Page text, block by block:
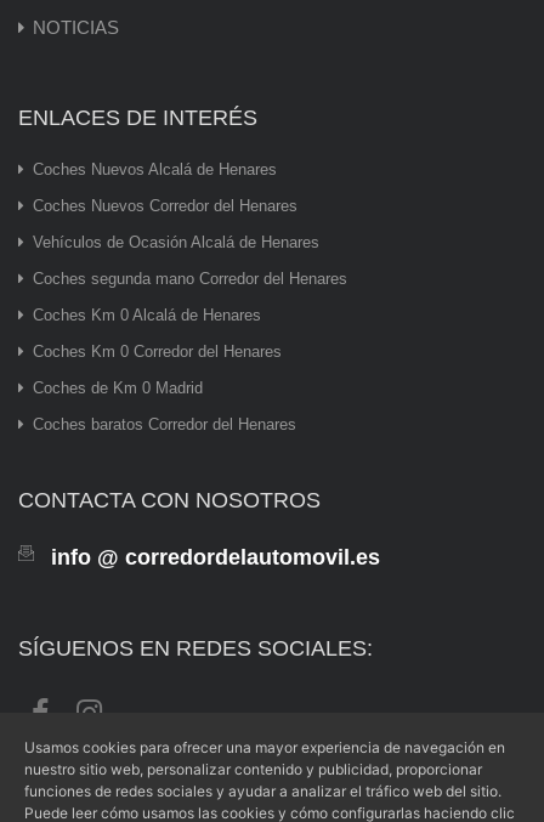
NOTICIAS
ENLACES DE INTERÉS
Coches Nuevos Alcalá de Henares
Coches Nuevos Corredor del Henares
Vehículos de Ocasión Alcalá de Henares
Coches segunda mano Corredor del Henares
Coches Km 0 Alcalá de Henares
Coches Km 0 Corredor del Henares
Coches de Km 0 Madrid
Coches baratos Corredor del Henares
CONTACTA CON NOSOTROS
info @ corredordelautomovil.es
SÍGUENOS EN REDES SOCIALES:
Usamos cookies para ofrecer una mayor experiencia de navegación en
nuestro sitio web, personalizar contenido y publicidad, proporcionar
funciones de redes sociales y ayudar a analizar el tráfico web del sitio.
Puede leer cómo usamos las cookies y cómo configurarlas haciendo clic